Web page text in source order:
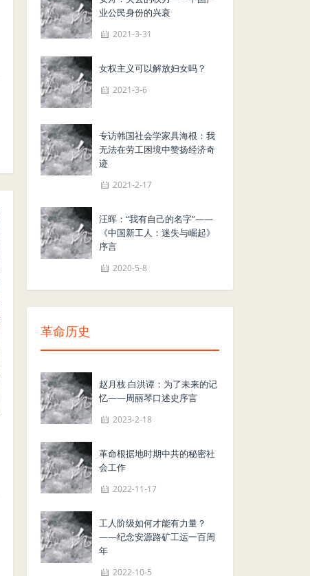
业公民身份的兴衰
2021-3-31
女权主义可以解放妇女吗？
2021-3-6
专访韩国社会学家具海根：我
无法在劳工困境中赞扬经济奇
迹
2021-2-17
汪晖：“我有自己的名字”——
《中国新工人：迷失与崛起》
序言
2020-5-8
革命历史
赵月枝 白洪谭：为了未来的记
忆——周丽琴口述史序言
2023-2-18
革命根据地时期中共的秘密社
会工作
2022-11-17
工人阶级如何才能有力量？
——纪念安源路矿工运一百周
年
2022-10-5